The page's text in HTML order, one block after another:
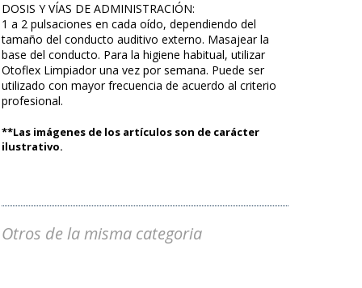
DOSIS Y VÍAS DE ADMINISTRACIÓN:
1 a 2 pulsaciones en cada oído, dependiendo del
tamaño del conducto auditivo externo. Masajear la
base del conducto. Para la higiene habitual, utilizar
Otoflex Limpiador una vez por semana. Puede ser
utilizado con mayor frecuencia de acuerdo al criterio
profesional.
**Las imágenes de los artículos son de carácter
ilustrativo.
Otros de la misma categoria